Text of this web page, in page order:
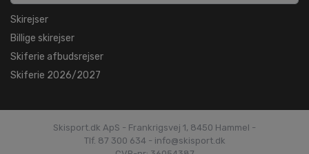
Skirejser
Billige skirejser
Skiferie afbudsrejser
Skiferie 2026/2027
Skisport.dk ApS - Frankrigsvej 1, 8450 Hammel -
Tlf. 87 300 634 - info@skisport.dk